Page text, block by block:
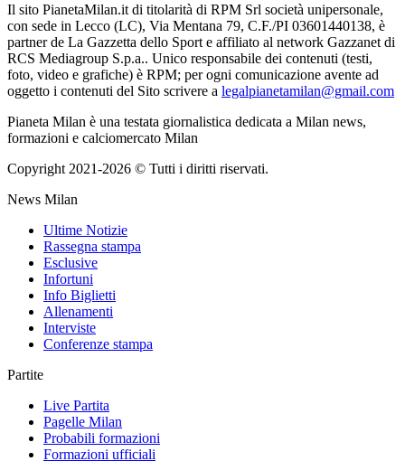
Il sito PianetaMilan.it di titolarità di RPM Srl società unipersonale,
con sede in Lecco (LC), Via Mentana 79, C.F./PI 03601440138, è
partner de La Gazzetta dello Sport e affiliato al network Gazzanet di
RCS Mediagroup S.p.a.. Unico responsabile dei contenuti (testi,
foto, video e grafiche) è RPM; per ogni comunicazione avente ad
oggetto i contenuti del Sito scrivere a legalpianetamilan@gmail.com
Pianeta Milan è una testata giornalistica dedicata a Milan news,
formazioni e calciomercato Milan
Copyright 2021-2026 © Tutti i diritti riservati.
News Milan
Ultime Notizie
Rassegna stampa
Esclusive
Infortuni
Info Biglietti
Allenamenti
Interviste
Conferenze stampa
Partite
Live Partita
Pagelle Milan
Probabili formazioni
Formazioni ufficiali